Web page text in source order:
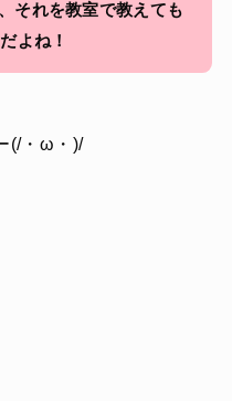
それを教室で教えても
よね！
(/・ω・)/